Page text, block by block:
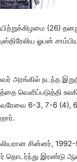
(26)
ஓபன்
அரங்கில் நடந்த
வெளிப்படுத்தி
6-3, 7-6 (4),
சின்னர்,
தொடர்ந்து இரண்டு